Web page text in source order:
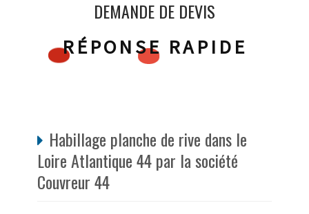
DEMANDE DE DEVIS
RÉPONSE RAPIDE
Habillage planche de rive dans le
Loire Atlantique 44 par la société
Couvreur 44